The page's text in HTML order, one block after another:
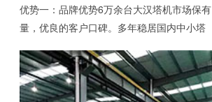
优势一：品牌优势6万余台大汉塔机市场保有
量，优良的客户口碑。多年稳居国内中小塔
高，始终坚持“为客户提供最有价值的产品与
服务”...